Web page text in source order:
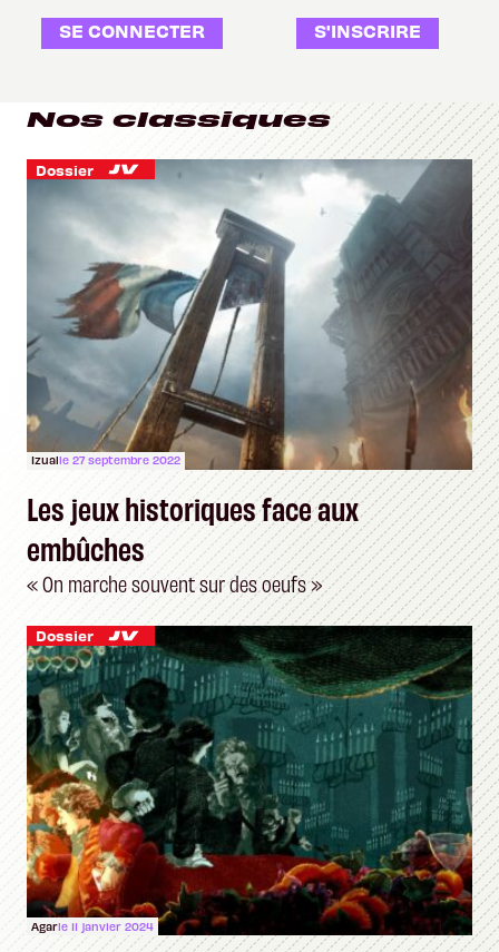
SE CONNECTER S'INSCRIRE
Nos classiques
Dossier
Izualle 27 septembre 2022
Les jeux historiques face aux
embûches
« On marche souvent sur des oeufs »
Dossier
Agarle 11 janvier 2024